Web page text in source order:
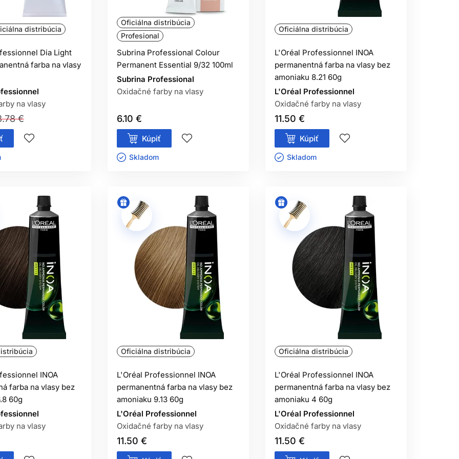
pretože oxidačná farba bežne nezosvetľuje už vytvorený umelý pigment.
FARBA NEALERGÉNNA?
oxidačná farba môže obsahovať alergizujúce farbiace látky.
distribúcia
Dia Light
farba na vlasy
na vlasy
€
Oficiálna distribúcia
Profesional
Subrina Professional Colour
Permanent Essential 9/32 100ml
Subrina Professional
Oxidačné farby na vlasy
6.10 €
Kúpiť
Skladom ㅤ
Oficiálna distribúcia
L'Oréal Professionnel INOA
permanentná farba na vlasy bez
amoniaku 8.21 60g
L'Oréal Professionnel
Oxidačné farby na vlasy
11.50 €
Kúpiť
Skladom ㅤ
INOA
farba na vlasy bez
60g
na vlasy
Oficiálna distribúcia
L'Oréal Professionnel INOA
permanentná farba na vlasy bez
amoniaku 9.13 60g
L'Oréal Professionnel
Oxidačné farby na vlasy
11.50 €
Oficiálna distribúcia
L'Oréal Professionnel INOA
permanentná farba na vlasy bez
amoniaku 4 60g
L'Oréal Professionnel
Oxidačné farby na vlasy
11.50 €